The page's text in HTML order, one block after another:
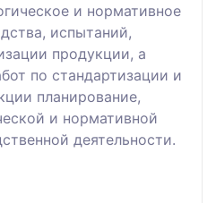
и нормативное
испытаний,
продукции, а
по стандартизации и
планирование,
и нормативной
деятельности.